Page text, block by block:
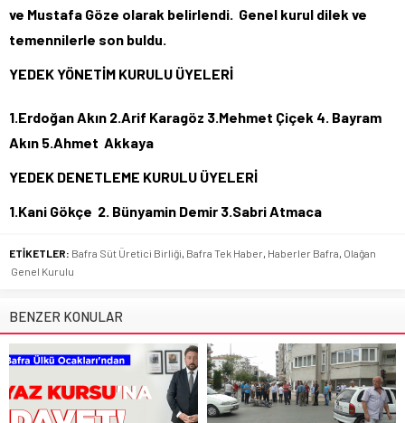
ve Mustafa Göze olarak belirlendi. Genel kurul dilek ve
temennilerle son buldu.
YEDEK YÖNETİM KURULU ÜYELERİ
1.Erdoğan Akın 2.Arif Karagöz 3.Mehmet Çiçek 4. Bayram
Akın 5.Ahmet Akkaya
YEDEK DENETLEME KURULU ÜYELERİ
1.Kani Gökçe 2. Bünyamin Demir 3.Sabri Atmaca
ETİKETLER: Bafra Süt Üretici Birliği Bafra Tek Haber Haberler Bafra Olağan
Genel Kurulu
BENZER KONULAR